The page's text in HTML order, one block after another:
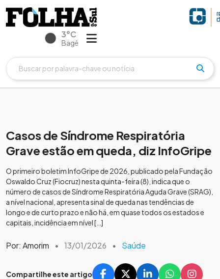
3°C
Bagé
Casos de Síndrome Respiratória
Grave estão em queda, diz InfoGripe
O primeiro boletim InfoGripe de 2026, publicado pela Fundação
Oswaldo Cruz (Fiocruz) nesta quinta-feira (8), indica que o
número de casos de Síndrome Respiratória Aguda Grave (SRAG),
a nível nacional, apresenta sinal de queda nas tendências de
longo e de curto prazo e não há, em quase todos os estados e
capitais, incidência em nível […]
Por: Amorim • 13/01/2026 • Saúde
Compartilhe este artigo